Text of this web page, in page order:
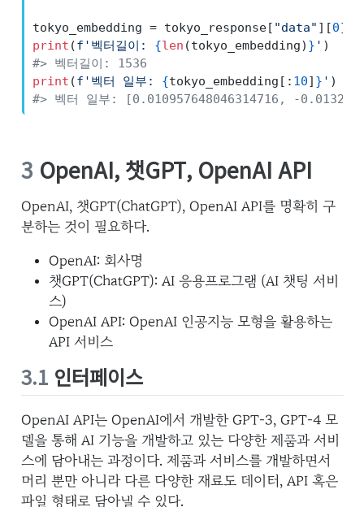
tokyo_embedding = tokyo_response[ "data" ][0][
print (f'벡터길이: {len (tokyo_embedding) } ' )
#> 벡터길이: 1536
print (f'벡터 일부: {tokyo_embedding[: 10] } ' )
#> 벡터 일부: [0.010957648046314716, -
3 OpenAI, 챗GPT, OpenAI API
OpenAI, 챗GPT(ChatGPT), OpenAI API를 명확히 구
분하는 것이 필요하다.
OpenAI: 회사명
챗GPT(ChatGPT): AI 응용프로그램 (AI 챗팅 서비
스)
OpenAI API: OpenAI 인공지능 모형을 활용하는
API 서비스
3.1인터페이스
OpenAI API는 OpenAI에서 개발한 GPT-3, GPT-4 모
델을 통해 AI 기능을 개발하고 있는 다양한 제품과 서비
스에 담아내는 과정이다. 제품과 서비스를 개발하면서
머리 뿐만 아니라 다른 다양한 재료도 데이터, API 혹은
파일 형태로 담아낼 수 있다.